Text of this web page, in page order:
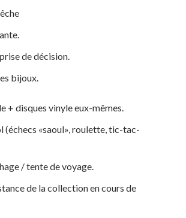
de décision.
bijoux.
+ disques vinyle eux-mêmes.
(échecs «saoul», roulette, tic-tac-
/ tente de voyage.
de la collection en cours de